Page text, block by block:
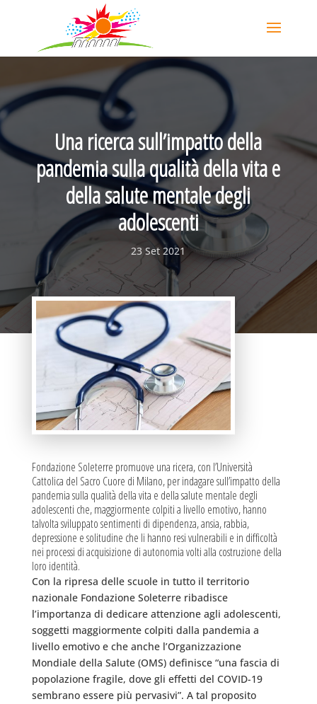
Una ricerca sull’impatto della
pandemia sulla qualità della vita e
della salute mentale degli
adolescenti
23 Set 2021
Fondazione Soleterre promuove una ricera, con l’Università
Cattolica del Sacro Cuore di Milano, per indagare sull’impatto della
pandemia sulla qualità della vita e della salute mentale degli
adolescenti che, maggiormente colpiti a livello emotivo, hanno
talvolta sviluppato sentimenti di dipendenza, ansia, rabbia,
depressione e solitudine che li hanno resi vulnerabili e in difficoltà
nei processi di acquisizione di autonomia volti alla costruzione della
loro identità.
Con la ripresa delle scuole in tutto il territorio
nazionale Fondazione Soleterre ribadisce
l’importanza di dedicare attenzione agli adolescenti,
soggetti maggiormente colpiti dalla pandemia a
livello emotivo e che anche l’Organizzazione
Mondiale della Salute (OMS) definisce “una fascia di
popolazione fragile, dove gli effetti del COVID-19
sembrano essere più pervasivi”. A tal proposito